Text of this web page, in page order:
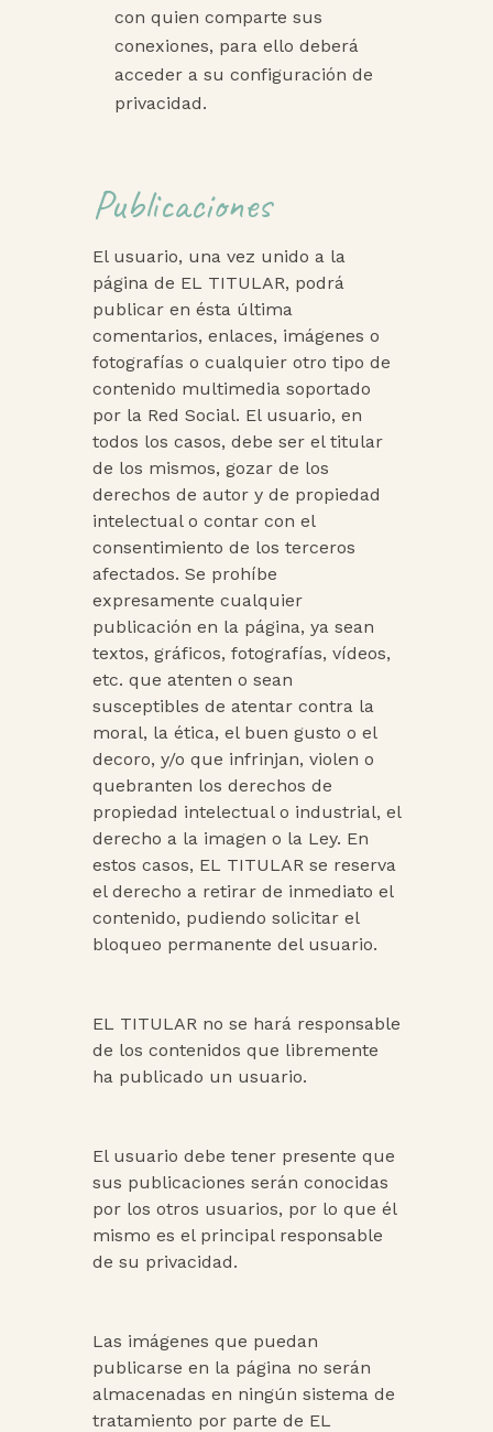
con quien comparte sus
conexiones, para ello deberá
acceder a su configuración de
privacidad.
Publicaciones
El usuario, una vez unido a la
página de EL TITULAR, podrá
publicar en ésta última
comentarios, enlaces, imágenes o
fotografías o cualquier otro tipo de
contenido multimedia soportado
por la Red Social. El usuario, en
todos los casos, debe ser el titular
de los mismos, gozar de los
derechos de autor y de propiedad
intelectual o contar con el
consentimiento de los terceros
afectados. Se prohíbe
expresamente cualquier
publicación en la página, ya sean
textos, gráficos, fotografías, vídeos,
etc. que atenten o sean
susceptibles de atentar contra la
moral, la ética, el buen gusto o el
decoro, y/o que infrinjan, violen o
quebranten los derechos de
propiedad intelectual o industrial, el
derecho a la imagen o la Ley. En
estos casos, EL TITULAR se reserva
el derecho a retirar de inmediato el
contenido, pudiendo solicitar el
bloqueo permanente del usuario.
EL TITULAR no se hará responsable
de los contenidos que libremente
ha publicado un usuario.
El usuario debe tener presente que
sus publicaciones serán conocidas
por los otros usuarios, por lo que él
mismo es el principal responsable
de su privacidad.
Las imágenes que puedan
publicarse en la página no serán
almacenadas en ningún sistema de
tratamiento por parte de EL